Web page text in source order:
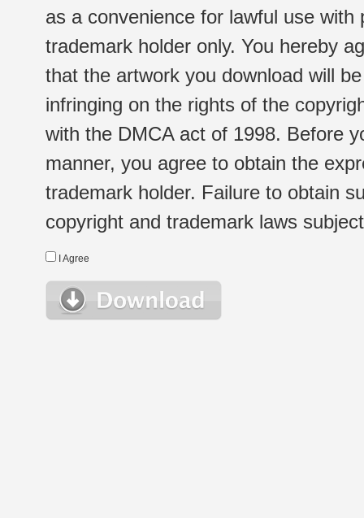
as a convenience for lawful use
trademark holder only. You hereby
that the artwork you download will
infringing on the rights of the
with the DMCA act of 1998. Before
manner, you agree to obtain the
trademark holder. Failure to obtain
copyright and trademark laws
I Agree